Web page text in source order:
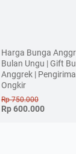
Harga Bunga
Bulan Ungu | Gift
Anggrek |
Ongkir
Rp 750.000
Rp 600.000